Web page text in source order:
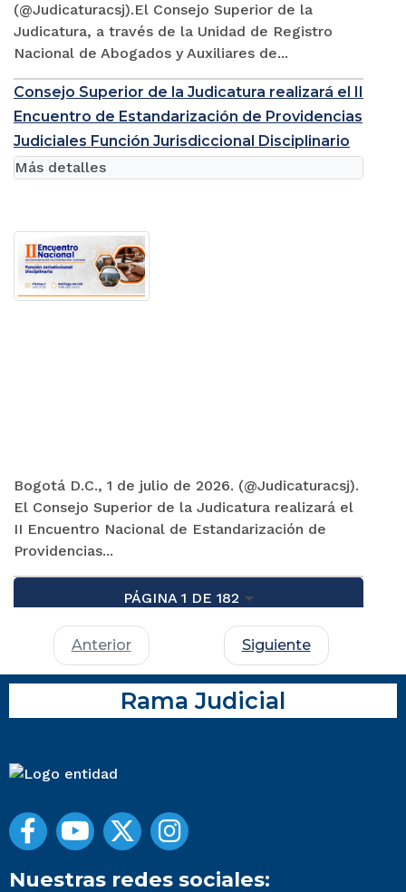
(@Judicaturacsj).El Consejo Superior de la
Judicatura, a través de la Unidad de Registro
Nacional de Abogados y Auxiliares de...
Consejo Superior de la Judicatura realizará el II
Encuentro de Estandarización de Providencias
Judiciales Función Jurisdiccional Disciplinario
Bogotá D.C., 1 de julio de 2026. (@Judicaturacsj).
El Consejo Superior de la Judicatura realizará el
II Encuentro Nacional de Estandarización de
Providencias...
Más detalles
PÁGINA 1 DE 182
Anterior Siguiente
Rama Judicial
Nuestras redes sociales: